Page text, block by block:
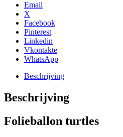
Email
X
Facebook
Pinterest
Linkedin
Vkontakte
WhatsApp
Beschrijving
Beschrijving
Folieballon turtles